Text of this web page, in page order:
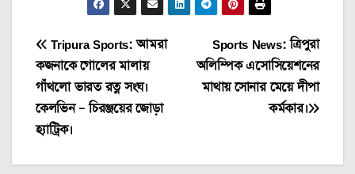
Post
navigation
Sports News: ত্রিপুরা
অলিম্পিক এসোসিয়েশনের
মাথায় সোনার মেয়ে দীপা
কর্মকার।
Tripura Sports: আমরা
কজনাকে গোলের মালায়
গাঁথলো ভারত রত্ন সংঘ।
কেলভিন – চিরঞ্জয়ের জোড়া
হ্যাট্রিক।